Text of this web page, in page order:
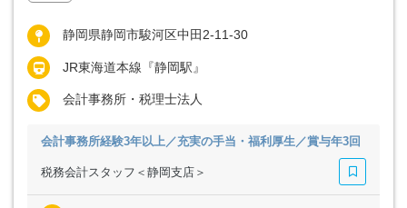
静岡県静岡市駿河区中田2-11-30
JR東海道本線『静岡駅』
会計事務所・税理士法人
会計事務所経験3年以上／充実の手当・福利厚生／賞与年3回
税務会計スタッフ＜静岡支店＞